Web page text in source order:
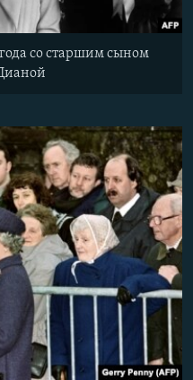
со старшим сыном